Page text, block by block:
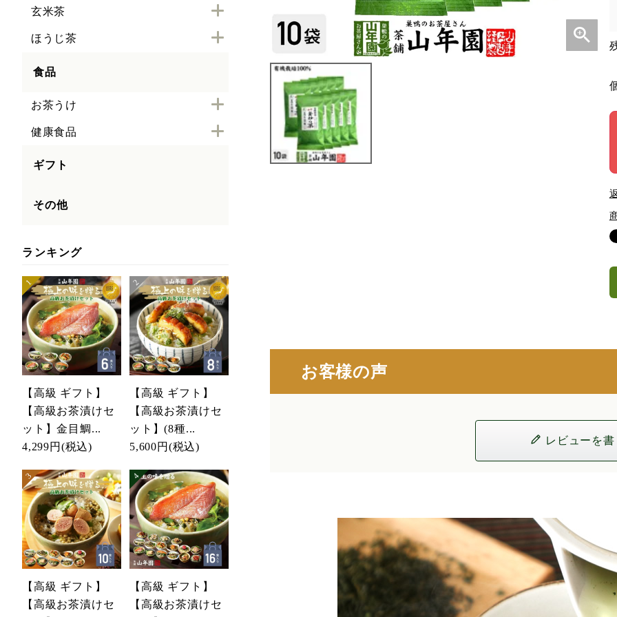
玄米茶
ほうじ茶
食品
お茶うけ
健康食品
ギフト
その他
ランキング
【高級 ギフト】
【高級お茶漬けセ
ット】金目鯛...
4,299円 (税込)
【高級 ギフト】
【高級お茶漬けセ
ット】(8種...
5,600円 (税込)
【高級 ギフト】
【高級お茶漬けセ
【高級 ギフト】
【高級お茶漬けセ
お客様の声
レビューを書